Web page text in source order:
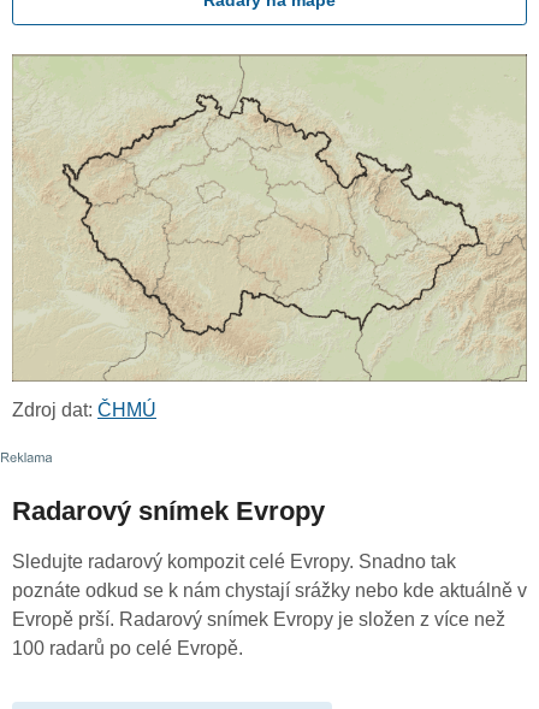
Zdroj dat: ČHMÚ
Radarový snímek Evropy
Sledujte radarový kompozit celé Evropy. Snadno tak
poznáte odkud se k nám chystají srážky nebo kde aktuálně v
Evropě prší. Radarový snímek Evropy je složen z více než
100 radarů po celé Evropě.